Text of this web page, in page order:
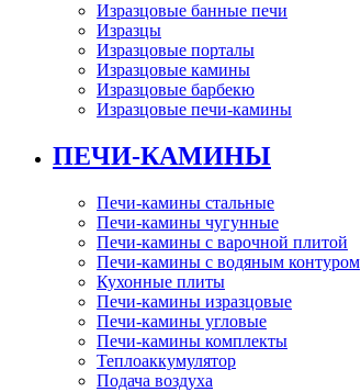
Изразцовые банные печи
Изразцы
Изразцовые порталы
Изразцовые камины
Изразцовые барбекю
Изразцовые печи-камины
ПЕЧИ-КАМИНЫ
Печи-камины стальные
Печи-камины чугунные
Печи-камины с варочной плитой
Печи-камины с водяным контуром
Кухонные плиты
Печи-камины изразцовые
Печи-камины угловые
Печи-камины комплекты
Теплоаккумулятор
Подача воздуха